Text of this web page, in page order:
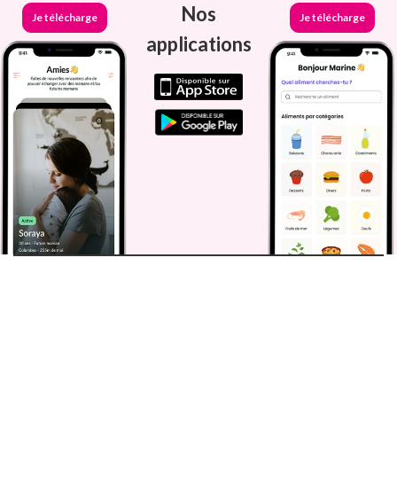
Je télécharge
Nos
applications
Je télécharge